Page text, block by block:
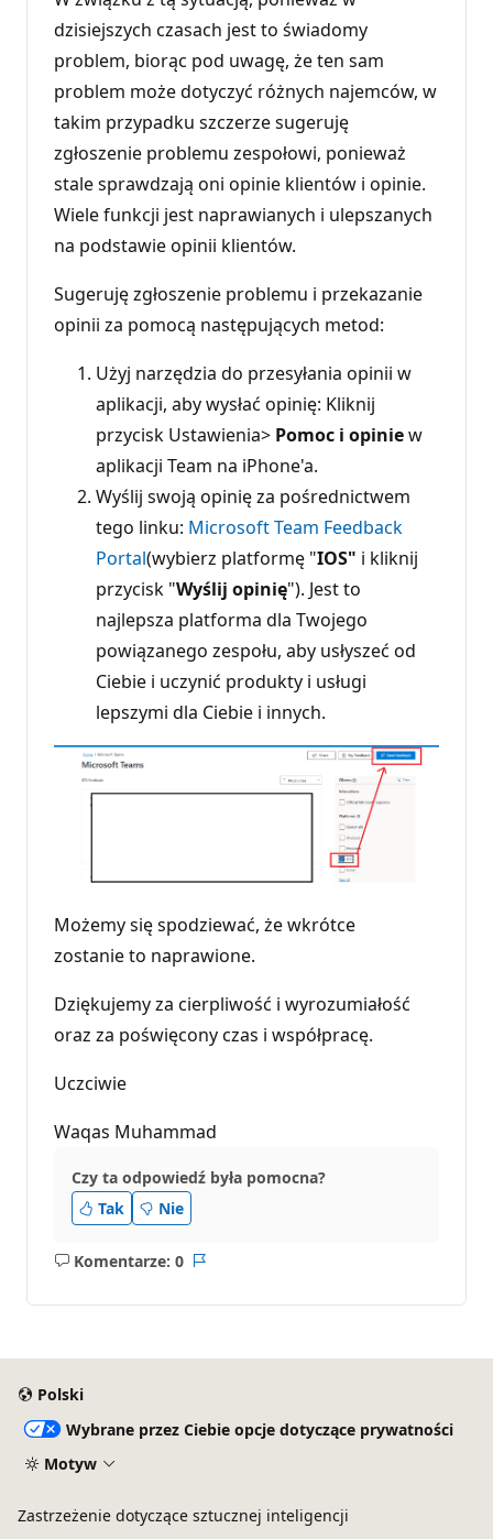
dzisiejszych czasach jest to świadomy
problem, biorąc pod uwagę, że ten sam
problem może dotyczyć różnych najemców, w
takim przypadku szczerze sugeruję
zgłoszenie problemu zespołowi, ponieważ
stale sprawdzają oni opinie klientów i opinie.
Wiele funkcji jest naprawianych i ulepszanych
na podstawie opinii klientów.
Sugeruję zgłoszenie problemu i przekazanie
opinii za pomocą następujących metod:
Użyj narzędzia do przesyłania opinii w
aplikacji, aby wysłać opinię: Kliknij
przycisk Ustawienia> Pomoc i opiniew
aplikacji Team na iPhone'a.
Wyślij swoją opinię za pośrednictwem
tego linku: Microsoft Team Feedback
Portal(wybierz platformę "IOS" i kliknij
przycisk "Wyślij opinię"). Jest to
najlepsza platforma dla Twojego
powiązanego zespołu, aby usłyszeć od
Ciebie i uczynić produkty i usługi
lepszymi dla Ciebie i innych.
Możemy się spodziewać, że wkrótce
zostanie to naprawione.
Dziękujemy za cierpliwość i wyrozumiałość
oraz za poświęcony czas i współpracę.
Uczciwie
Waqas Muhammad
Czy ta odpowiedź była pomocna?
Tak
Nie
Komentarze: 0
Brak
Polski
Wybrane przez Ciebie opcje dotyczące prywatności
Motyw
Zastrzeżenie dotyczące sztucznej inteligencji